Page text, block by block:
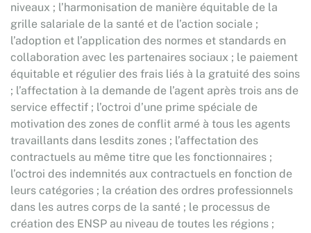
niveaux ; l’harmonisation de manière équitable de la
grille salariale de la santé et de l’action sociale ;
l’adoption et l’application des normes et standards en
collaboration avec les partenaires sociaux ; le paiement
équitable et régulier des frais liés à la gratuité des soins
; l’affectation à la demande de l’agent après trois ans de
service effectif ; l’octroi d’une prime spéciale de
motivation des zones de conflit armé à tous les agents
travaillants dans lesdits zones ; l’affectation des
contractuels au même titre que les fonctionnaires ;
l’octroi des indemnités aux contractuels en fonction de
leurs catégories ; la création des ordres professionnels
dans les autres corps de la santé ; le processus de
création des ENSP au niveau de toutes les régions ;